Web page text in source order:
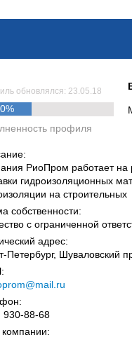
обновлялся: 23.05.18
профиля
РиоПром работает
гидроизоляционных
на строительных
собственности:
с ограниченной
адрес:
Петербург, Шуваловский
930-88-68